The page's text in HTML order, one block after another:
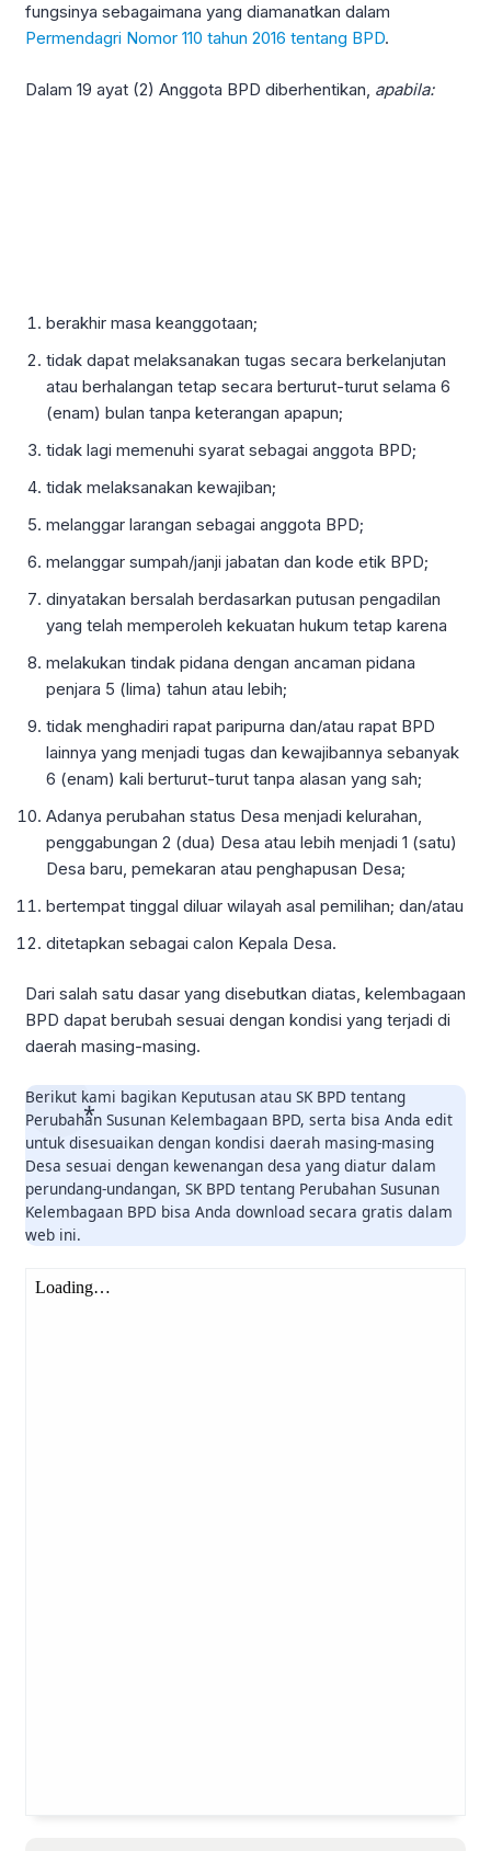
fungsinya sebagaimana yang diamanatkan dalam
Permendagri Nomor 110 tahun 2016 tentang BPD.
Dalam 19 ayat (2) Anggota BPD diberhentikan, apabila:
berakhir masa keanggotaan;
tidak dapat melaksanakan tugas secara berkelanjutan
atau berhalangan tetap secara berturut-turut selama 6
(enam) bulan tanpa keterangan apapun;
tidak lagi memenuhi syarat sebagai anggota BPD;
tidak melaksanakan kewajiban;
melanggar larangan sebagai anggota BPD;
melanggar sumpah/janji jabatan dan kode etik BPD;
dinyatakan bersalah berdasarkan putusan pengadilan
yang telah memperoleh kekuatan hukum tetap karena
melakukan tindak pidana dengan ancaman pidana
penjara 5 (lima) tahun atau lebih;
tidak menghadiri rapat paripurna dan/atau rapat BPD
lainnya yang menjadi tugas dan kewajibannya sebanyak
6 (enam) kali berturut-turut tanpa alasan yang sah;
Adanya perubahan status Desa menjadi kelurahan,
penggabungan 2 (dua) Desa atau lebih menjadi 1 (satu)
Desa baru, pemekaran atau penghapusan Desa;
bertempat tinggal diluar wilayah asal pemilihan; dan/atau
ditetapkan sebagai calon Kepala Desa.
Dari salah satu dasar yang disebutkan diatas, kelembagaan
BPD dapat berubah sesuai dengan kondisi yang terjadi di
daerah masing-masing.
Berikut kami bagikan Keputusan atau SK BPD tentang
Perubahan Susunan Kelembagaan BPD, serta bisa Anda edit
untuk disesuaikan dengan kondisi daerah masing-masing
Desa sesuai dengan kewenangan desa yang diatur dalam
perundang-undangan, SK BPD tentang Perubahan Susunan
Kelembagaan BPD bisa Anda download secara gratis dalam
web ini.